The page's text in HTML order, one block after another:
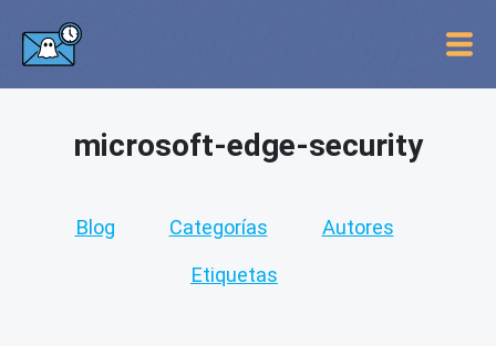
microsoft-edge-security
Blog Categorías Autores
Etiquetas